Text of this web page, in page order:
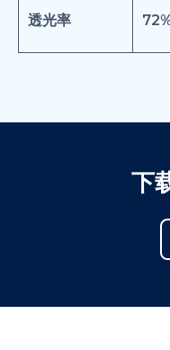
透光率
下